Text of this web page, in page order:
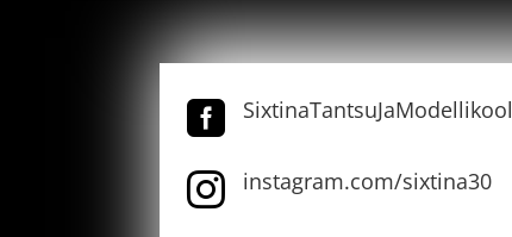
 SixtinaTantsuJaModellikool
 instagram.com/sixtina30